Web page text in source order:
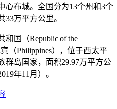
心布城。全国分为13个州和3个
33万平方公里。
国（Republic of the
（Philippines），位于西太平
群岛国家，面积29.97万平方公
年11月）。